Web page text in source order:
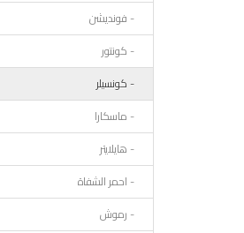
- فونديشن
- كونتور
- كونسيلر
- ماسكارا
- هايلايتر
- احمر الشفاة
- رموش